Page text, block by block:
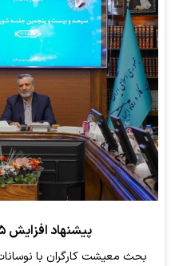
پیشنهاد افزایش ۳۵ درصدی حق مسکن
بحث معیشت کارگران با